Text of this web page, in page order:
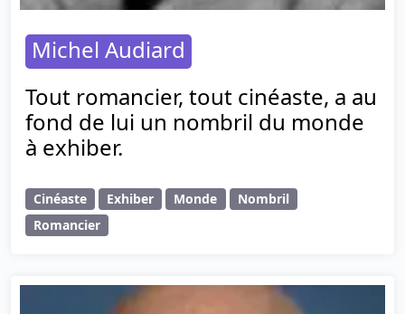
Michel Audiard
Tout romancier, tout cinéaste, a au
fond de lui un nombril du monde
à exhiber.
Cinéaste Exhiber Monde
Nombril
Romancier